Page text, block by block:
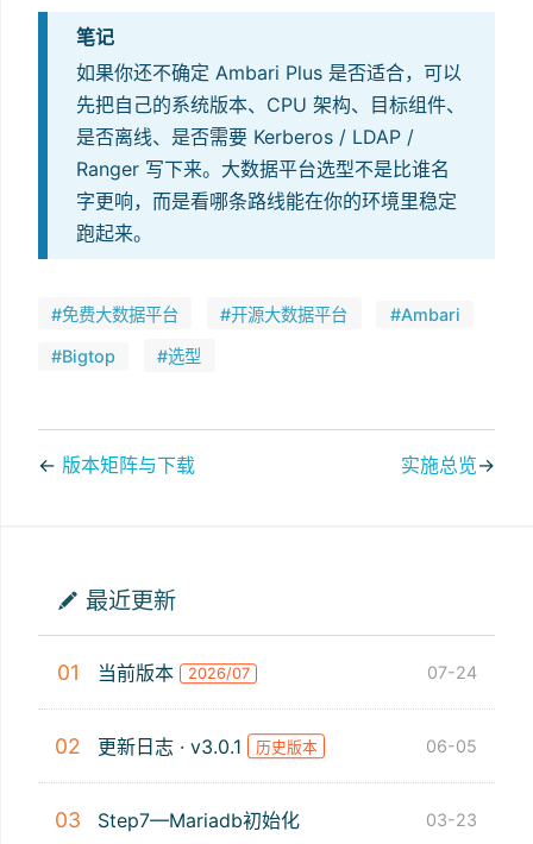
笔记
如果你还不确定 Ambari Plus 是否适合，可以
先把自己的系统版本、CPU 架构、目标组件、
是否离线、是否需要 Kerberos / LDAP /
Ranger 写下来。大数据平台选型不是比谁名
字更响，而是看哪条路线能在你的环境里稳定
跑起来。
#免费大数据平台 #开源大数据平台 #Ambari
#Bigtop #选型
← 版本矩阵与下载 实施总览→
最近更新
01 当前版本 2026/07 07-24
02 更新日志 · v3.0.1 历史版本 06-05
03 Step7—Mariadb初始化 03-23